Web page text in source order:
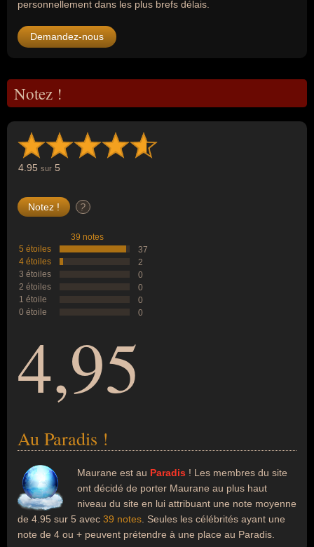
personnellement dans les plus brefs délais.
Demandez-nous
Notez !
4.95 sur 5
?
39 notes
5 étoiles
37
4 étoiles
2
3 étoiles
0
2 étoiles
0
1 étoile
0
0 étoile
0
4,95
Au Paradis !
Maurane est au Paradis ! Les membres du site
ont décidé de porter Maurane au plus haut
niveau du site en lui attribuant une note moyenne
de 4.95 sur 5 avec 39 notes . Seules les célébrités ayant une
note de 4 ou + peuvent prétendre à une place au Paradis.